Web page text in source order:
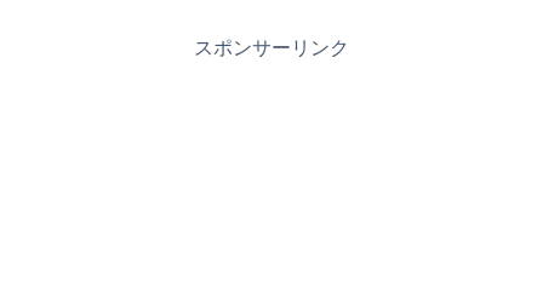
スポンサーリンク